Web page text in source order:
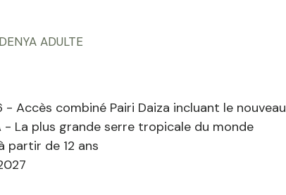
ADULTE
- Accès combiné Pairi Daiza incluant le nouveau
- La plus grande serre tropicale du monde
partir de 12 ans